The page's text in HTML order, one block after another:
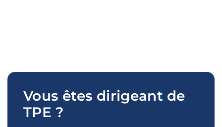
Vous êtes dirigeant de
TPE ?